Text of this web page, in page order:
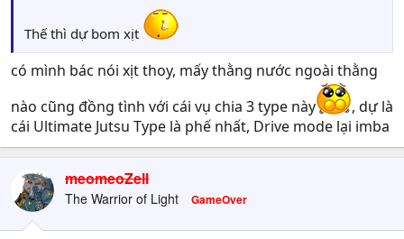
Thế thì dự bom xịt
có mình bác nói xịt thoy, mấy thằng nước ngoài thằng
nào cũng đồng tình với cái vụ chia 3 type này
, dự là
cái Ultimate Jutsu Type là phế nhất, Drive mode lại imba
meomeoZell
The Warrior of Light GameOver